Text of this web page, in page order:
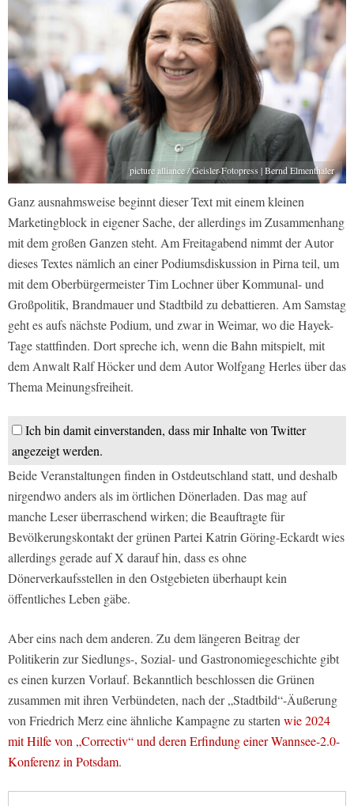
picture alliance / Geisler-Fotopress | Bernd Elmenthaler
Ganz ausnahmsweise beginnt dieser Text mit einem kleinen
Marketingblock in eigener Sache, der allerdings im Zusammenhang
mit dem großen Ganzen steht. Am Freitagabend nimmt der Autor
dieses Textes nämlich an einer Podiumsdiskussion in Pirna teil, um
mit dem Oberbürgermeister Tim Lochner über Kommunal- und
Großpolitik, Brandmauer und Stadtbild zu debattieren. Am Samstag
geht es aufs nächste Podium, und zwar in Weimar, wo die Hayek-
Tage stattfinden. Dort spreche ich, wenn die Bahn mitspielt, mit
dem Anwalt Ralf Höcker und dem Autor Wolfgang Herles über das
Thema Meinungsfreiheit.
Ich bin damit einverstanden, dass mir Inhalte von Twitter
angezeigt werden.
Beide Veranstaltungen finden in Ostdeutschland statt, und deshalb
nirgendwo anders als im örtlichen Dönerladen. Das mag auf
manche Leser überraschend wirken; die Beauftragte für
Bevölkerungskontakt der grünen Partei Katrin Göring-Eckardt wies
allerdings gerade auf X darauf hin, dass es ohne
Dönerverkaufsstellen in den Ostgebieten überhaupt kein
öffentliches Leben gäbe.
Aber eins nach dem anderen. Zu dem längeren Beitrag der
Politikerin zur Siedlungs-, Sozial- und Gastronomiegeschichte gibt
es einen kurzen Vorlauf. Bekanntlich beschlossen die Grünen
zusammen mit ihren Verbündeten, nach der „Stadtbild“-Äußerung
von Friedrich Merz eine ähnliche Kampagne zu starten wie 2024
mit Hilfe von „Correctiv“ und deren Erfindung einer Wannsee-2.0-
Konferenz in Potsdam.